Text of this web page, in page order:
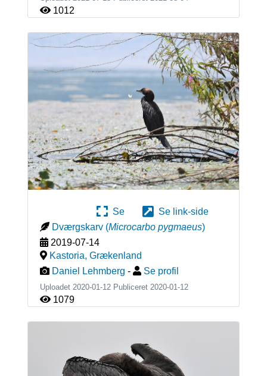
1012
Se
Se link-side
Dværgskarv (Microcarbo pygmaeus)
2019-07-14
Kastoria, Grækenland
Daniel Lehmberg - Se profil
Uploadet 2020-01-12 Publiceret 2020-01-12
1079